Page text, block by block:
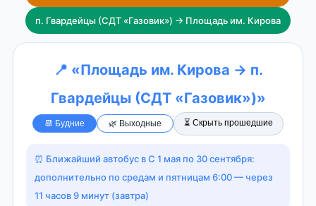
п. Гвардейцы (СДТ «Газовик») → Площадь им. Кирова
📍 «Площадь им. Кирова → п.
Гвардейцы (СДТ «Газовик»)»
📆 Будние 🌿 Выходные ⏳ Скрыть прошедшие
⏰ Ближайший автобус в С 1 мая по 30 сентября:
дополнительно по средам и пятницам 6:00 — через
11 часов 9 минут (завтра)